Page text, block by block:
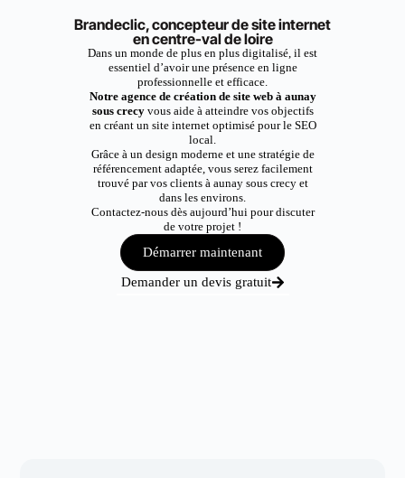
Brandeclic, concepteur de site internet
en centre-val de loire
Dans un monde de plus en plus digitalisé, il est
essentiel d’avoir une présence en ligne
professionnelle et efficace.
Notre agence de création de site web à aunay
sous crecyvous aide à atteindre vos objectifs
en créant un site internet optimisé pour le SEO
local.
Grâce à un design moderne et une stratégie de
référencement adaptée, vous serez facilement
trouvé par vos clients à aunay sous crecy et
dans les environs.
Contactez-nous dès aujourd’hui pour discuter
de votre projet !
Démarrer maintenant
Demander un devis gratuit